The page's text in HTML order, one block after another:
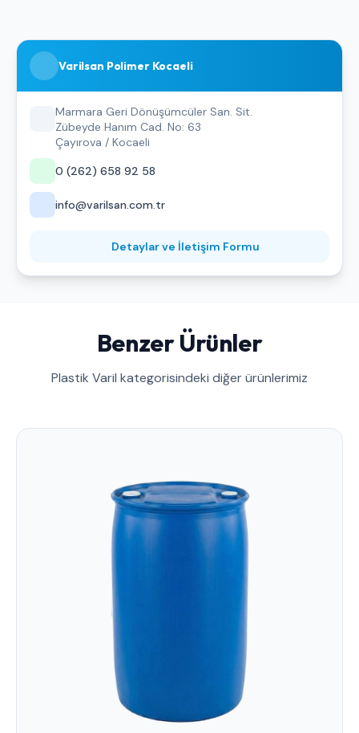
Varilsan Polimer Kocaeli
Marmara Geri Dönüşümcüler San. Sit.
Zübeyde Hanım Cad. No: 63
Çayırova / Kocaeli
0 (262) 658 92 58
info@varilsan.com.tr
Detaylar ve İletişim Formu
Benzer Ürünler
Plastik Varil kategorisindeki diğer ürünlerimiz